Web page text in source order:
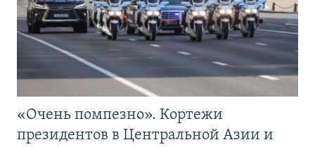
«Очень помпезно». Кортежи
президентов в Центральной Азии и